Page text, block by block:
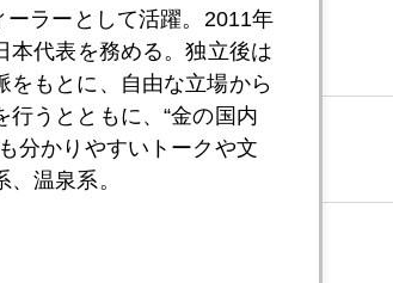
ラーとして活躍。2011年
本代表を務める。独立後は
をもとに、自由な立場から
うとともに、“金の国内
分かりやすいトークや文
温泉系。